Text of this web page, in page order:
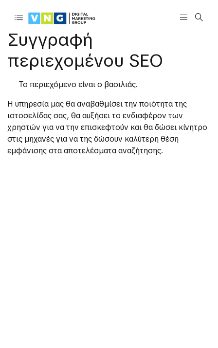
Συγγραφή
περιεχομένου SEO
Το περιεχόμενο είναι ο βασιλιάς.
Η υπηρεσία μας θα αναβαθμίσει την ποιότητα της
ιστοσελίδας σας, θα αυξήσει το ενδιαφέρον των
χρηστών για να την επισκεφτούν και θα δώσει κίνητρο
στις μηχανές για να της δώσουν καλύτερη θέση
εμφάνισης στα αποτελέσματα αναζήτησης.